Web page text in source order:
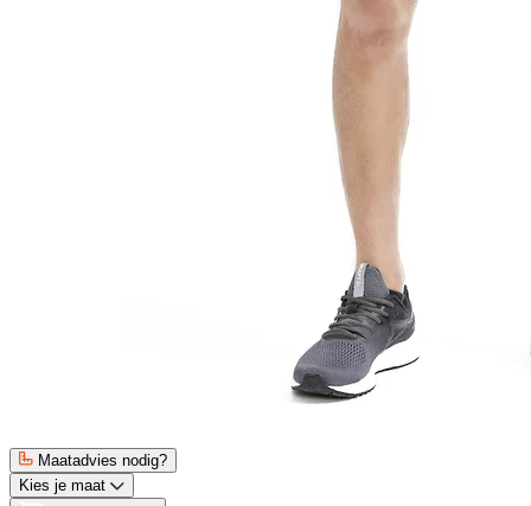
Maatadvies nodig?
Kies je maat